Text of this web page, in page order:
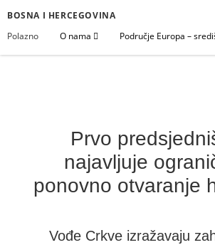
BOSNA I HERCEGOVINA
Polazno
O nama Područje Europa –
Prvo
najavljuje
ponovno otvaranje
Vođe Crkve izražavaju